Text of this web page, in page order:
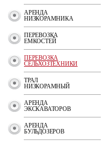
АРЕНДА
НИЗКОРАМНИКА
ПЕРЕВОЗКА
ЕМКОСТЕЙ
ПЕРЕВОЗКА
СЕЛЬХОЗТЕХНИКИ
ТРАЛ
НИЗКОРАМНЫЙ
АРЕНДА
ЭКСКАВАТОРОВ
АРЕНДА
БУЛЬДОЗЕРОВ